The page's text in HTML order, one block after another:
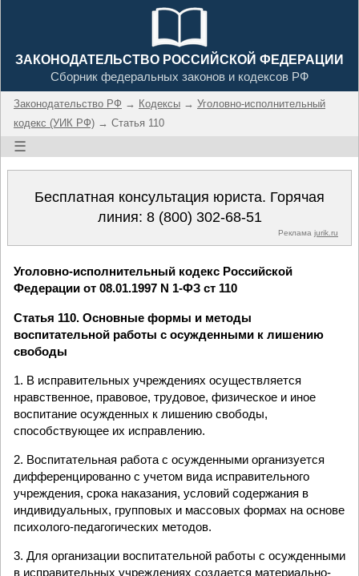
ЗАКОНОДАТЕЛЬСТВО РОССИЙСКОЙ ФЕДЕРАЦИИ
Сборник федеральных законов и кодексов РФ
Законодательство РФ → Кодексы → Уголовно-исполнительный
кодекс (УИК РФ) → Статья 110
☰
Бесплатная консультация юриста. Горячая
линия: 8 (800) 302-68-51
Реклама jurik.ru
Уголовно-исполнительный кодекс Российской
Федерации от 08.01.1997 N 1-ФЗ ст 110
Статья 110. Основные формы и методы
воспитательной работы с осужденными к лишению
свободы
1. В исправительных учреждениях осуществляется
нравственное, правовое, трудовое, физическое и иное
воспитание осужденных к лишению свободы,
способствующее их исправлению.
2. Воспитательная работа с осужденными организуется
дифференцированно с учетом вида исправительного
учреждения, срока наказания, условий содержания в
индивидуальных, групповых и массовых формах на основе
психолого-педагогических методов.
3. Для организации воспитательной работы с осужденными
в исправительных учреждениях создается материально-